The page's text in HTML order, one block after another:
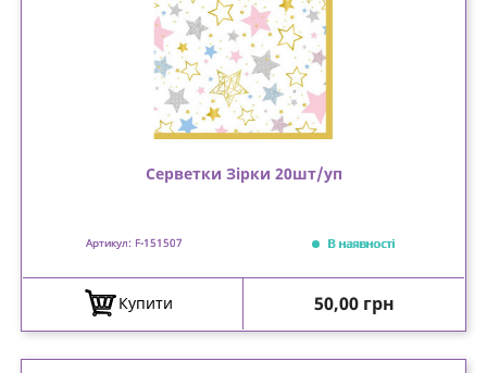
Серветки Зірки 20шт/уп
Артикул: F-151507 В наявності
Купити Ціна
50,00 грн